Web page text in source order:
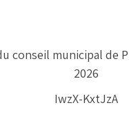
conseil municipal de
2026
IwzX-KxtJzA